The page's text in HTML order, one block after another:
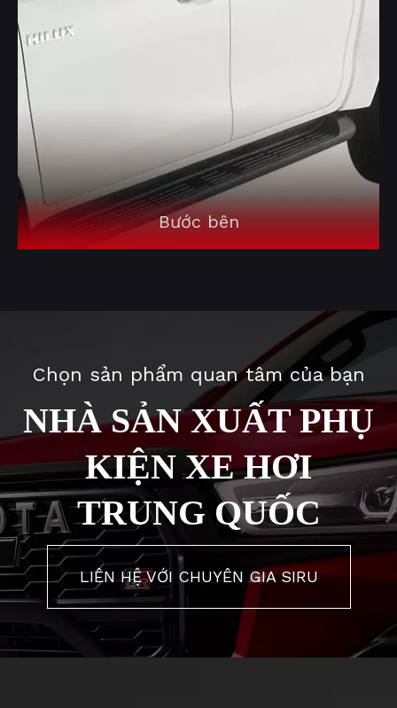
Bước bên
Chọn sản phẩm quan tâm của bạn
NHÀ SẢN XUẤT PHỤ
KIỆN XE HƠI
TRUNG QUỐC
LIÊN HỆ VỚI CHUYÊN GIA SIRU